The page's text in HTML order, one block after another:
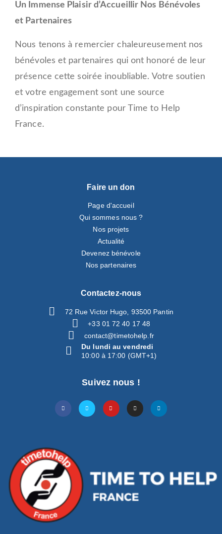
Un Immense Plaisir d’Accueillir Nos Bénévoles
et Partenaires
Nous tenons à remercier chaleureusement nos
bénévoles et partenaires qui ont honoré de leur
présence cette soirée inoubliable. Votre soutien
et votre engagement sont une source
d’inspiration constante pour Time to Help
France.
Faire un don
Page d'accueil
Qui sommes nous ?
Nos projets
Actualité
Devenez bénévole
Nos partenaires
Contactez-nous
72 Rue Victor Hugo, 93500 Pantin
+33 01 72 40 17 48
contact@timetohelp.fr
Du lundi au vendredi
10:00 à 17:00 (GMT+1)
Suivez nous !